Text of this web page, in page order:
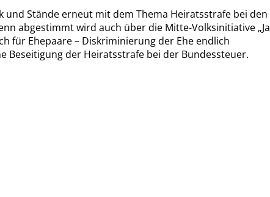
und Stände erneut mit dem Thema Heiratsstrafe bei den
abgestimmt wird auch über die Mitte-Volksinitiative „Ja
für Ehepaare – Diskriminierung der Ehe endlich
Beseitigung der Heiratsstrafe bei der Bundessteuer.